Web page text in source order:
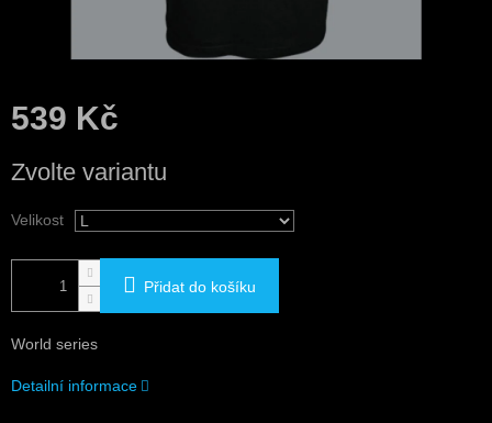
539 Kč
cena:
Zvolte variantu
Velikost
Přidat do košíku
World series
Detailní informace